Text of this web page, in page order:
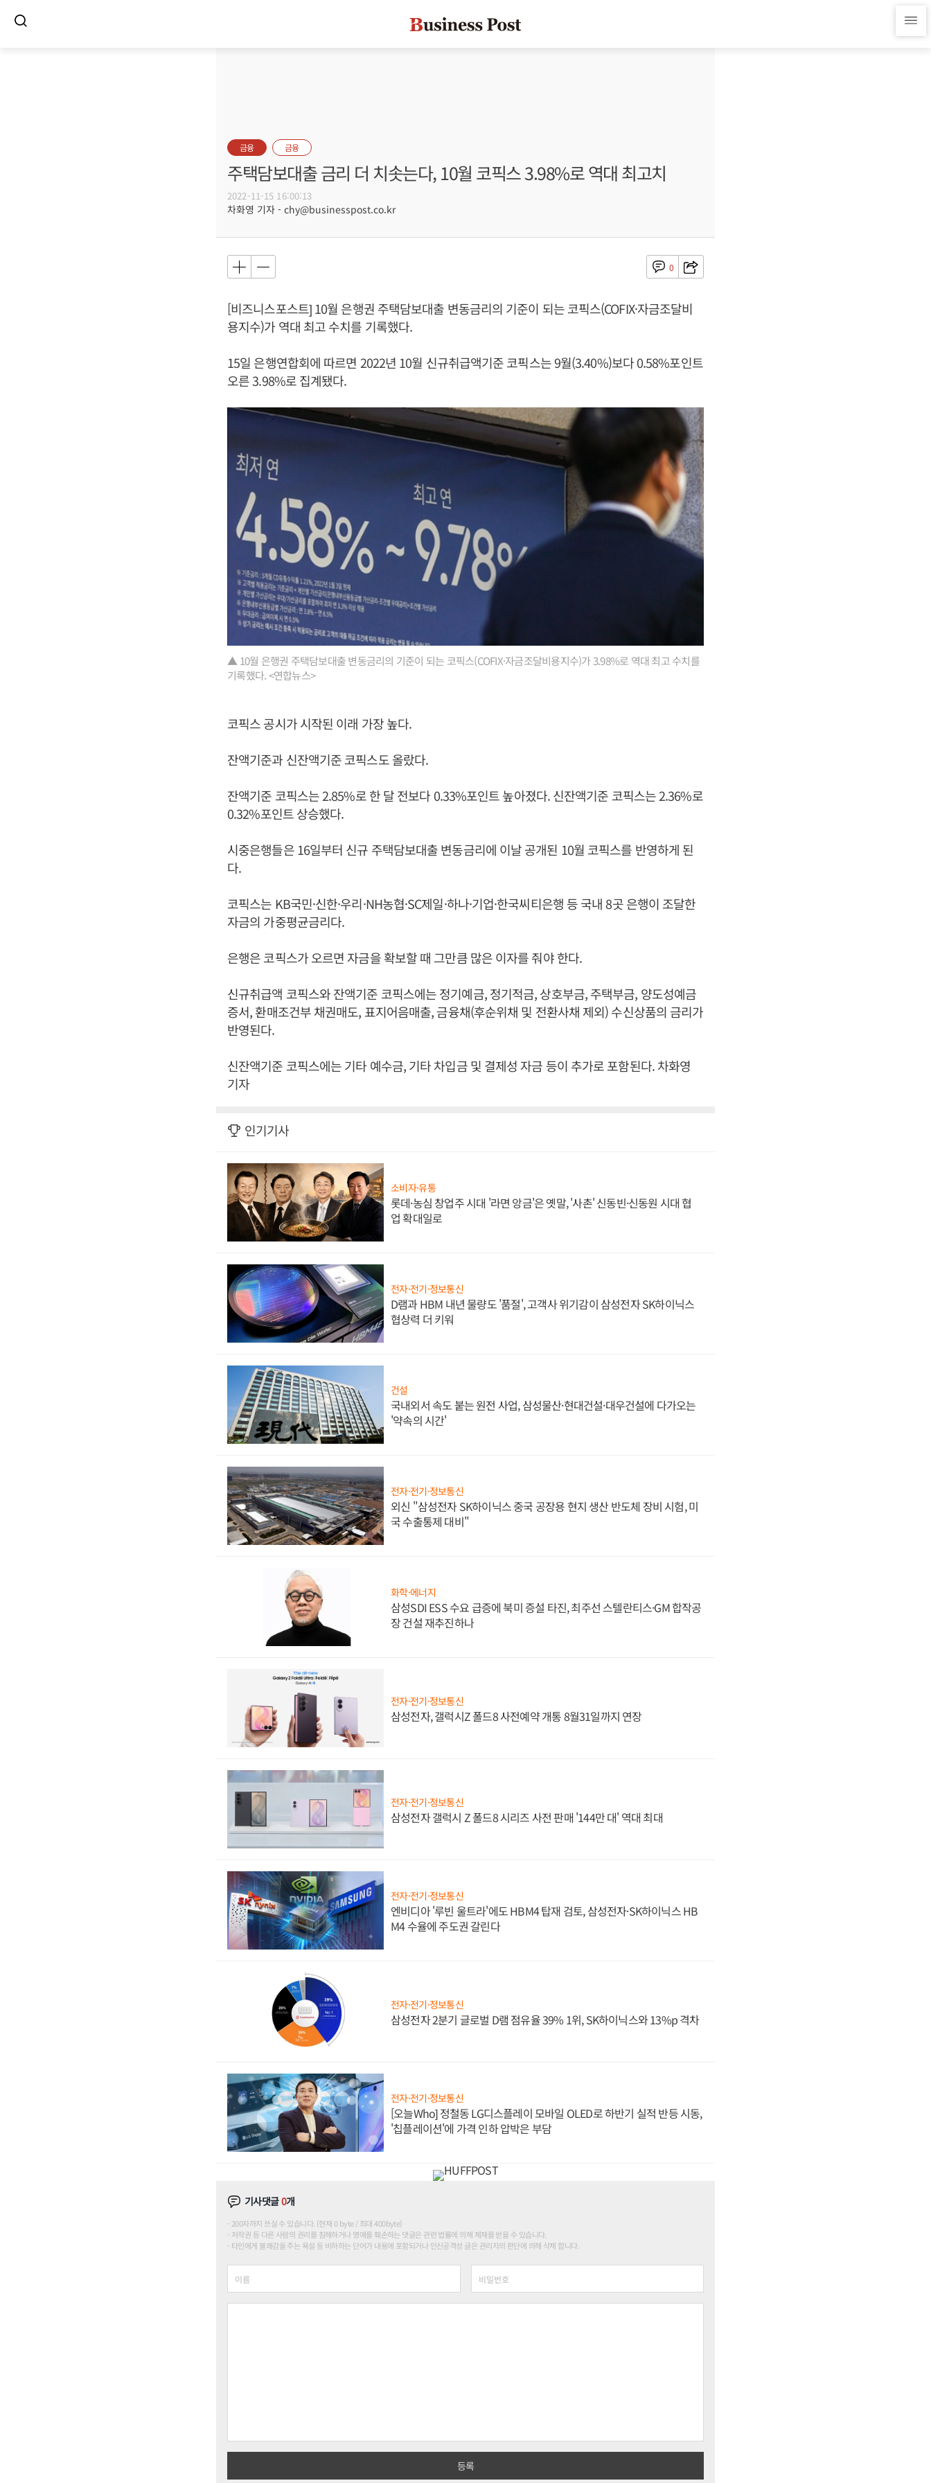
금융 금융
주택담보대출 금리 더 치솟는다, 10월 코픽스 3.98%로 역대 최고치
2022-11-15 16:00:13
차화영 기자 - chy@businesspost.co.kr
0
[비즈니스포스트] 10월 은행권 주택담보대출 변동금리의 기준이 되는 코픽스(COFIX·자금조달비
용지수)가 역대 최고 수치를 기록했다.
15일 은행연합회에 따르면 2022년 10월 신규취급액기준 코픽스는 9월(3.40%)보다 0.58%포인트
오른 3.98%로 집계됐다.
▲ 10월 은행권 주택담보대출 변동금리의 기준이 되는 코픽스(COFIX·자금조달비용지수)가 3.98%로 역대 최고 수치를
기록했다. <연합뉴스>
코픽스 공시가 시작된 이래 가장 높다.
잔액기준과 신잔액기준 코픽스도 올랐다.
잔액기준 코픽스는 2.85%로 한 달 전보다 0.33%포인트 높아졌다. 신잔액기준 코픽스는 2.36%로
0.32%포인트 상승했다.
시중은행들은 16일부터 신규 주택담보대출 변동금리에 이날 공개된 10월 코픽스를 반영하게 된
다.
코픽스는 KB국민·신한·우리·NH농협·SC제일·하나·기업·한국씨티은행 등 국내 8곳 은행이 조달한
자금의 가중평균금리다.
은행은 코픽스가 오르면 자금을 확보할 때 그만큼 많은 이자를 줘야 한다.
신규취급액 코픽스와 잔액기준 코픽스에는 정기예금, 정기적금, 상호부금, 주택부금, 양도성예금
증서, 환매조건부 채권매도, 표지어음매출, 금융채(후순위채 및 전환사채 제외) 수신상품의 금리가
반영된다.
신잔액기준 코픽스에는 기타 예수금, 기타 차입금 및 결제성 자금 등이 추가로 포함된다. 차화영
기자
인기기사
소비자·유통
롯데·농심 창업주 시대 '라면 앙금'은 옛말, '사촌' 신동빈·신동원 시대 협
업 확대일로
전자·전기·정보통신
D램과 HBM 내년 물량도 '품절', 고객사 위기감이 삼성전자 SK하이닉스
협상력 더 키워
건설
국내외서 속도 붙는 원전 사업, 삼성물산·현대건설·대우건설에 다가오는
'약속의 시간'
전자·전기·정보통신
외신 "삼성전자 SK하이닉스 중국 공장용 현지 생산 반도체 장비 시험, 미
국 수출통제 대비"
화학·에너지
삼성SDI ESS 수요 급증에 북미 증설 타진, 최주선 스텔란티스·GM 합작공
장 건설 재추진하나
전자·전기·정보통신
삼성전자, 갤럭시Z 폴드8 사전예약 개통 8월31일까지 연장
전자·전기·정보통신
삼성전자 갤럭시 Z 폴드8 시리즈 사전 판매 '144만 대' 역대 최대
전자·전기·정보통신
엔비디아 '루빈 울트라'에도 HBM4 탑재 검토, 삼성전자·SK하이닉스 HB
M4 수율에 주도권 갈린다
전자·전기·정보통신
삼성전자 2분기 글로벌 D램 점유율 39% 1위, SK하이닉스와 13%p 격차
전자·전기·정보통신
[오늘Who] 정철동 LG디스플레이 모바일 OLED로 하반기 실적 반등 시동,
'칩플레이션'에 가격 인하 압박은 부담
기사댓글0개
200자까지 쓰실 수 있습니다. (현재 0 byte / 최대 400byte)
저작권 등 다른 사람의 권리를 침해하거나 명예를 훼손하는 댓글은 관련 법률에 의해 제재를 받을 수 있습니다.
타인에게 불쾌감을 주는 욕설 등 비하하는 단어가 내용에 포함되거나 인신공격성 글은 관리자의 판단에 의해 삭제 합니다.